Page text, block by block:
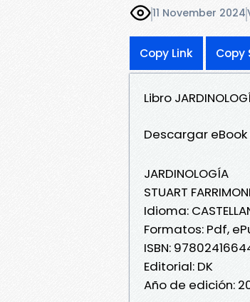
11 November 2024
Copy Link Copy
Libro
Descargar
JARDINOLOGÍA
STUART
Idioma:
Formatos: Pdf,
ISBN:
Editorial: DK
Año de edición: